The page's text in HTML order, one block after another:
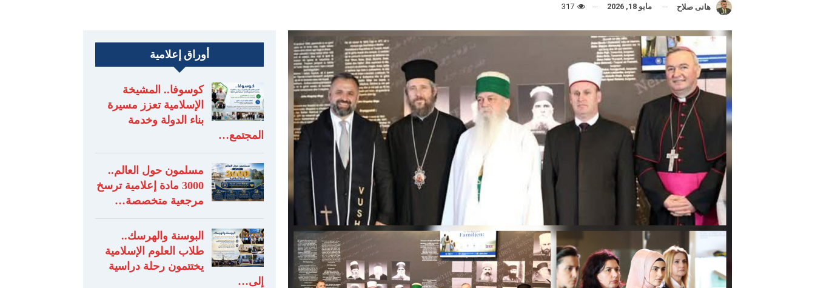
هانى صلاح مايو 18, 2026
أوراق إعلامية
كوسوفا.. المشيخة
الإسلامية تعزز مسيرة
بناء الدولة وخدمة
المجتمع…
مسلمون حول العالم..
3000 مادة إعلامية ترسخ
مرجعية متخصصة…
البوسنة والهرسك..
طلاب العلوم الإسلامية
يختتمون رحلة دراسية
إلى…